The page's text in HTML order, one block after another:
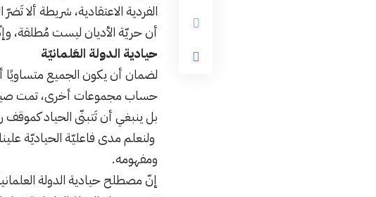
الفردية الاعتقادية، شريطة ألا
أن حريّة الأديان ليست مُطلقة،
حيادية الدولة العَلمانيّة
لضمان أن يكون الجميع متساويًا
حساب مجموعات أخرى، تمت
بل ينبغي أن تَتبنّى الحياد
ولنعلم مدى فاعليّة الحياديّة
ومفهومه.